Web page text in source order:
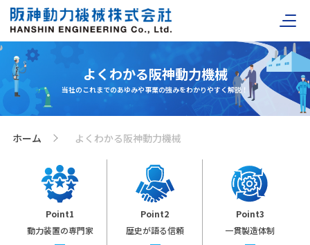
よくわかる阪神動力機械
当社のこれまでのあゆみや事業の強みをわかりやすく解説！
ホーム よくわかる阪神動力機械
Point1
動力装置の専門家
Point2
歴史が語る信頼
Point3
一貫製造体制